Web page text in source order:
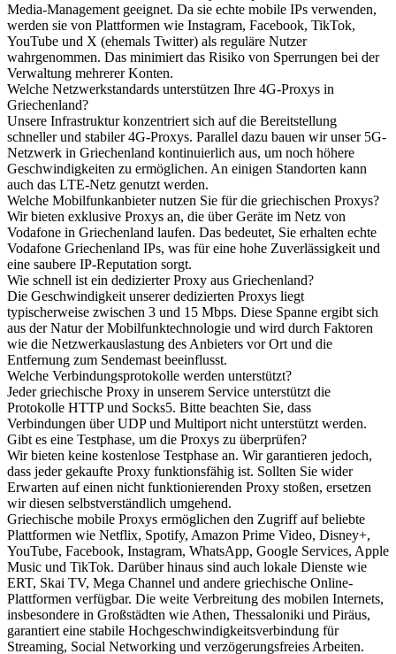
Media-Management geeignet. Da sie echte mobile IPs verwenden,
werden sie von Plattformen wie Instagram, Facebook, TikTok,
YouTube und X (ehemals Twitter) als reguläre Nutzer
wahrgenommen. Das minimiert das Risiko von Sperrungen bei der
Verwaltung mehrerer Konten.
Welche Netzwerkstandards unterstützen Ihre 4G-Proxys in
Griechenland?
Unsere Infrastruktur konzentriert sich auf die Bereitstellung
schneller und stabiler 4G-Proxys. Parallel dazu bauen wir unser 5G-
Netzwerk in Griechenland kontinuierlich aus, um noch höhere
Geschwindigkeiten zu ermöglichen. An einigen Standorten kann
auch das LTE-Netz genutzt werden.
Welche Mobilfunkanbieter nutzen Sie für die griechischen Proxys?
Wir bieten exklusive Proxys an, die über Geräte im Netz von
Vodafone in Griechenland laufen. Das bedeutet, Sie erhalten echte
Vodafone Griechenland IPs, was für eine hohe Zuverlässigkeit und
eine saubere IP-Reputation sorgt.
Wie schnell ist ein dedizierter Proxy aus Griechenland?
Die Geschwindigkeit unserer dedizierten Proxys liegt
typischerweise zwischen 3 und 15 Mbps. Diese Spanne ergibt sich
aus der Natur der Mobilfunktechnologie und wird durch Faktoren
wie die Netzwerkauslastung des Anbieters vor Ort und die
Entfernung zum Sendemast beeinflusst.
Welche Verbindungsprotokolle werden unterstützt?
Jeder griechische Proxy in unserem Service unterstützt die
Protokolle HTTP und Socks5. Bitte beachten Sie, dass
Verbindungen über UDP und Multiport nicht unterstützt werden.
Gibt es eine Testphase, um die Proxys zu überprüfen?
Wir bieten keine kostenlose Testphase an. Wir garantieren jedoch,
dass jeder gekaufte Proxy funktionsfähig ist. Sollten Sie wider
Erwarten auf einen nicht funktionierenden Proxy stoßen, ersetzen
wir diesen selbstverständlich umgehend.
Griechische mobile Proxys ermöglichen den Zugriff auf beliebte
Plattformen wie Netflix, Spotify, Amazon Prime Video, Disney+,
YouTube, Facebook, Instagram, WhatsApp, Google Services, Apple
Music und TikTok. Darüber hinaus sind auch lokale Dienste wie
ERT, Skai TV, Mega Channel und andere griechische Online-
Plattformen verfügbar. Die weite Verbreitung des mobilen Internets,
insbesondere in Großstädten wie Athen, Thessaloniki und Piräus,
garantiert eine stabile Hochgeschwindigkeitsverbindung für
Streaming, Social Networking und verzögerungsfreies Arbeiten.